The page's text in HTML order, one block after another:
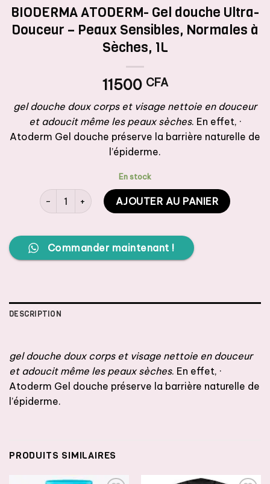
BIODERMA ATODERM- Gel douche Ultra-
Douceur – Peaux Sensibles, Normales à
Sèches, 1L
11500 CFA
gel douche doux corps et visage nettoie en douceur
et adoucit même les peaux sèches. En effet, ·
Atoderm Gel douche préserve la barrière naturelle de
l’épiderme.
En stock
quantité de BIODERMA ATODERM- Gel douche Ultra-
AJOUTER AU PANIER
Commander maintenant !
DESCRIPTION
gel douche doux corps et visage nettoie en douceur
et adoucit même les peaux sèches. En effet, ·
Atoderm Gel douche préserve la barrière naturelle de
l’épiderme.
PRODUITS SIMILAIRES